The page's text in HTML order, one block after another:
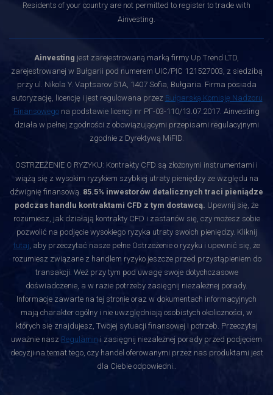
Residents of your country are not permitted to register to trade with
Ainvesting.
Ainvesting jest zarejestrowaną marką firmy Up Trend LTD,
zarejestrowanej w Bułgarii pod numerem UIC/PIC 121527003, z siedzibą
przy ul. Nikola Y. Vaptsarov 51A, 1407 Sofia, Bułgaria. Firma posiada
autoryzację, licencję i jest regulowana przez Bułgarską Komisję Nadzoru
Finansowego na podstawie licencji nr РГ-03-110/13.07.2017. Ainvesting
działa w pełnej zgodności z obowiązującymi przepisami regulacyjnymi
zgodnie z Dyrektywą MiFID.
OSTRZEŻENIE O RYZYKU: Kontrakty CFD są złożonymi instrumentami i
wiążą się z wysokim ryzykiem szybkiej utraty pieniędzy ze względu na
dźwignię finansową. 85.5% inwestorów detalicznych traci pieniądze
podczas handlu kontraktami CFD z tym dostawcą. Upewnij się, że
rozumiesz, jak działają kontrakty CFD i zastanów się, czy możesz sobie
pozwolić na podjęcie wysokiego ryzyka utraty swoich pieniędzy. Kliknij
tutaj, aby przeczytać nasze pełne Ostrzeżenie o ryzyku i upewnić się, że
rozumiesz związane z handlem ryzyko jeszcze przed przystąpieniem do
transakcji. Weź przy tym pod uwagę swoje dotychczasowe
doświadczenie, a w razie potrzeby zasięgnij niezależnej porady.
Informacje zawarte na tej stronie oraz w dokumentach informacyjnych
mają charakter ogólny i nie uwzględniają osobistych okoliczności, w
których się znajdujesz, Twojej sytuacji finansowej i potrzeb. Przeczytaj
uważnie nasz Regulamin i zasięgnij niezależnej porady przed podjęciem
decyzji na temat tego, czy handel oferowanymi przez nas produktami jest
dla Ciebie odpowiedni..